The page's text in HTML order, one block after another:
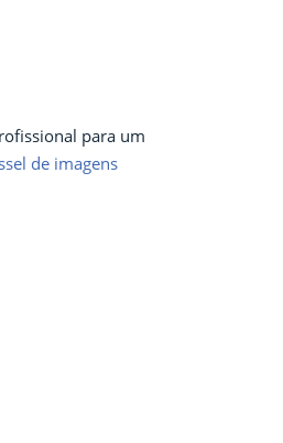
para um
de imagens